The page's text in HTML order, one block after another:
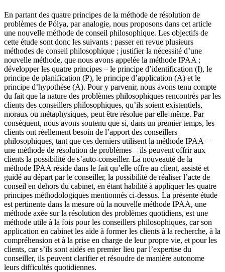
En partant des quatre principes de la méthode de résolution de
problèmes de Pólya, par analogie, nous proposons dans cet article
une nouvelle méthode de conseil philosophique. Les objectifs de
cette étude sont donc les suivants : passer en revue plusieurs
méthodes de conseil philosophique ; justifier la nécessité d’une
nouvelle méthode, que nous avons appelée la méthode IPAA ;
développer les quatre principes – le principe d’identification (I), le
principe de planification (P), le principe d’application (A) et le
principe d’hypothèse (A). Pour y parvenir, nous avons tenu compte
du fait que la nature des problèmes philosophiques rencontrés par les
clients des conseillers philosophiques, qu’ils soient existentiels,
moraux ou métaphysiques, peut être résolue par elle-même. Par
conséquent, nous avons soutenu que si, dans un premier temps, les
clients ont réellement besoin de l’apport des conseillers
philosophiques, tant que ces derniers utilisent la méthode IPAA –
une méthode de résolution de problèmes – ils peuvent offrir aux
clients la possibilité de s’auto-conseiller. La nouveauté de la
méthode IPAA réside dans le fait qu’elle offre au client, assisté et
guidé au départ par le conseiller, la possibilité de réaliser l’acte de
conseil en dehors du cabinet, en étant habilité à appliquer les quatre
principes méthodologiques mentionnés ci-dessus. La présente étude
est pertinente dans la mesure où la nouvelle méthode IPAA, une
méthode axée sur la résolution des problèmes quotidiens, est une
méthode utile à la fois pour les conseillers philosophiques, car son
application en cabinet les aide à former les clients à la recherche, à la
compréhension et à la prise en charge de leur propre vie, et pour les
clients, car s’ils sont aidés en premier lieu par l’expertise du
conseiller, ils peuvent clarifier et résoudre de manière autonome
leurs difficultés quotidiennes.